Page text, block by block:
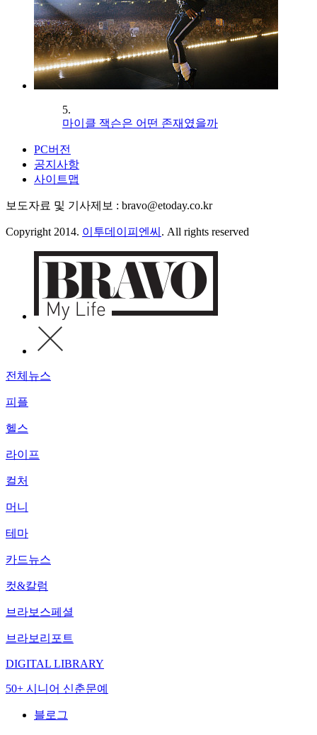
5.
마이클 잭슨은 어떤 존재였을까
PC버전
공지사항
사이트맵
보도자료 및 기사제보 : bravo@etoday.co.kr
Copyright 2014. 이투데이피엔씨 . All rights reserved
전체뉴스
피플
헬스
라이프
컬처
머니
테마
카드뉴스
컷&칼럼
브라보스페셜
브라보리포트
DIGITAL LIBRARY
50+ 시니어 신춘문예
블로그